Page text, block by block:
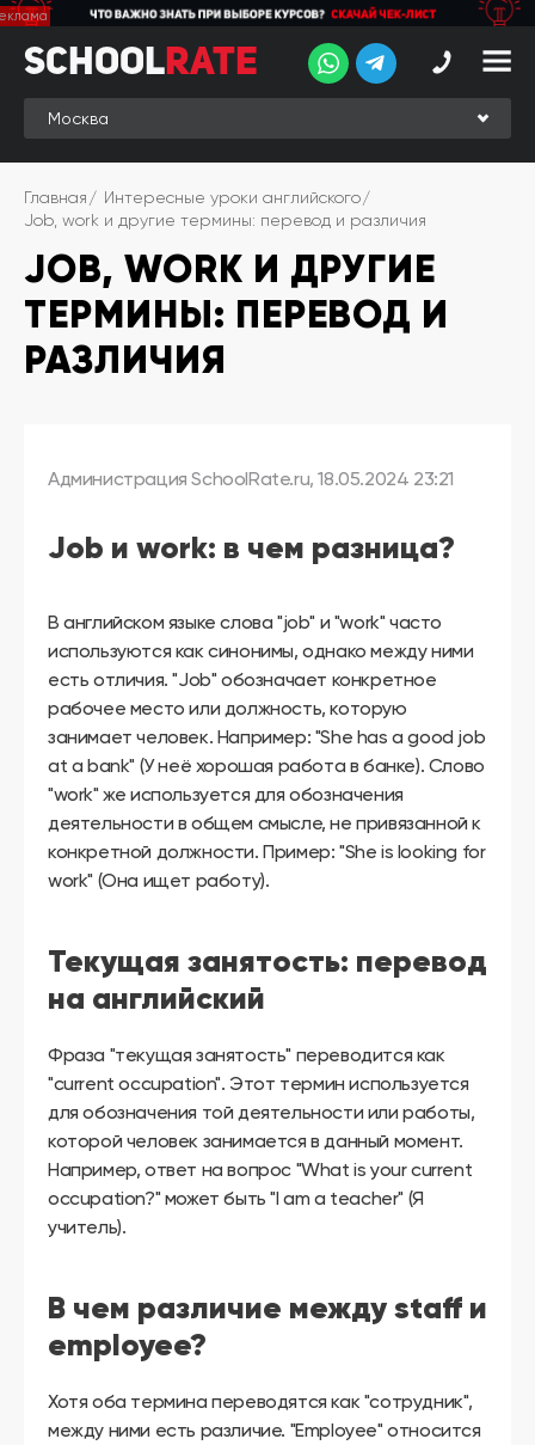
School
Rate
Рейтинг
Online-
рейтинг
Отзывы
студентов
Обзоры
экспертов
Ищу курс:
английского
другой
язык
Москва
другой
Личный
кабинет
школы
Помочь
выборе?
Добавить
школу
SchoolRate
Главная
Интересные уроки английского
Job, work и другие термины: перевод и различия
JOB, WORK И ДРУГИЕ
ТЕРМИНЫ: ПЕРЕВОД И
РАЗЛИЧИЯ
Администрация SchoolRate.ru,18.05.2024 23:21
Job и work: в чем разница?
В английском языке слова "job" и "work" часто
используются как синонимы, однако между ними
есть отличия. "Job" обозначает конкретное
рабочее место или должность, которую
занимает человек. Например: "She has a good job
at a bank" (У неё хорошая работа в банке). Слово
"work" же используется для обозначения
деятельности в общем смысле, не привязанной к
конкретной должности. Пример: "She is looking for
work" (Она ищет работу).
Текущая занятость: перевод
на английский
Фраза "текущая занятость" переводится как
"current occupation". Этот термин используется
для обозначения той деятельности или работы,
которой человек занимается в данный момент.
Например, ответ на вопрос "What is your current
occupation?" может быть "I am a teacher" (Я
учитель).
В чем различие между staff и
employee?
Хотя оба термина переводятся как "сотрудник",
между ними есть различие. "Employee" относится